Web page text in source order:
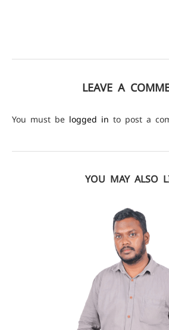
LEAVE A
You must be logged in to post a
YOU MAY ALSO